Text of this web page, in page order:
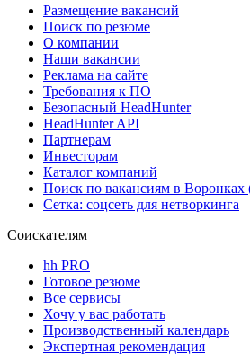
Размещение вакансий
Поиск по резюме
О компании
Наши вакансии
Реклама на сайте
Требования к ПО
Безопасный HeadHunter
HeadHunter API
Партнерам
Инвесторам
Каталог компаний
Поиск по вакансиям в Воронках
Сетка: соцсеть для нетворкинга
Соискателям
hh PRO
Готовое резюме
Все сервисы
Хочу у вас работать
Производственный календарь
Экспертная рекомендация